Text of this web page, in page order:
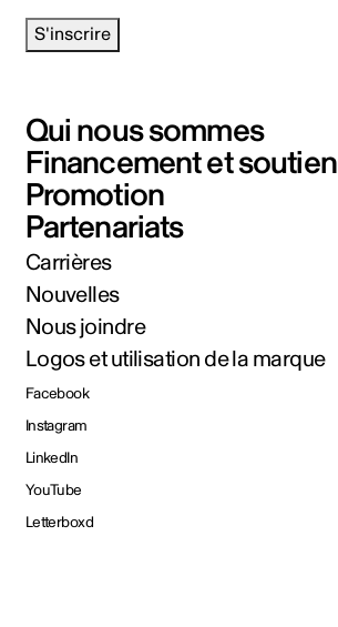
S'inscrire
Qui nous sommes
Financement et soutien
Promotion
Partenariats
Carrières
Nouvelles
Nous joindre
Logos et utilisation de la marque
Facebook
Instagram
LinkedIn
YouTube
Letterboxd